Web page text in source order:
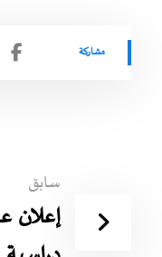
سابق
إعلان